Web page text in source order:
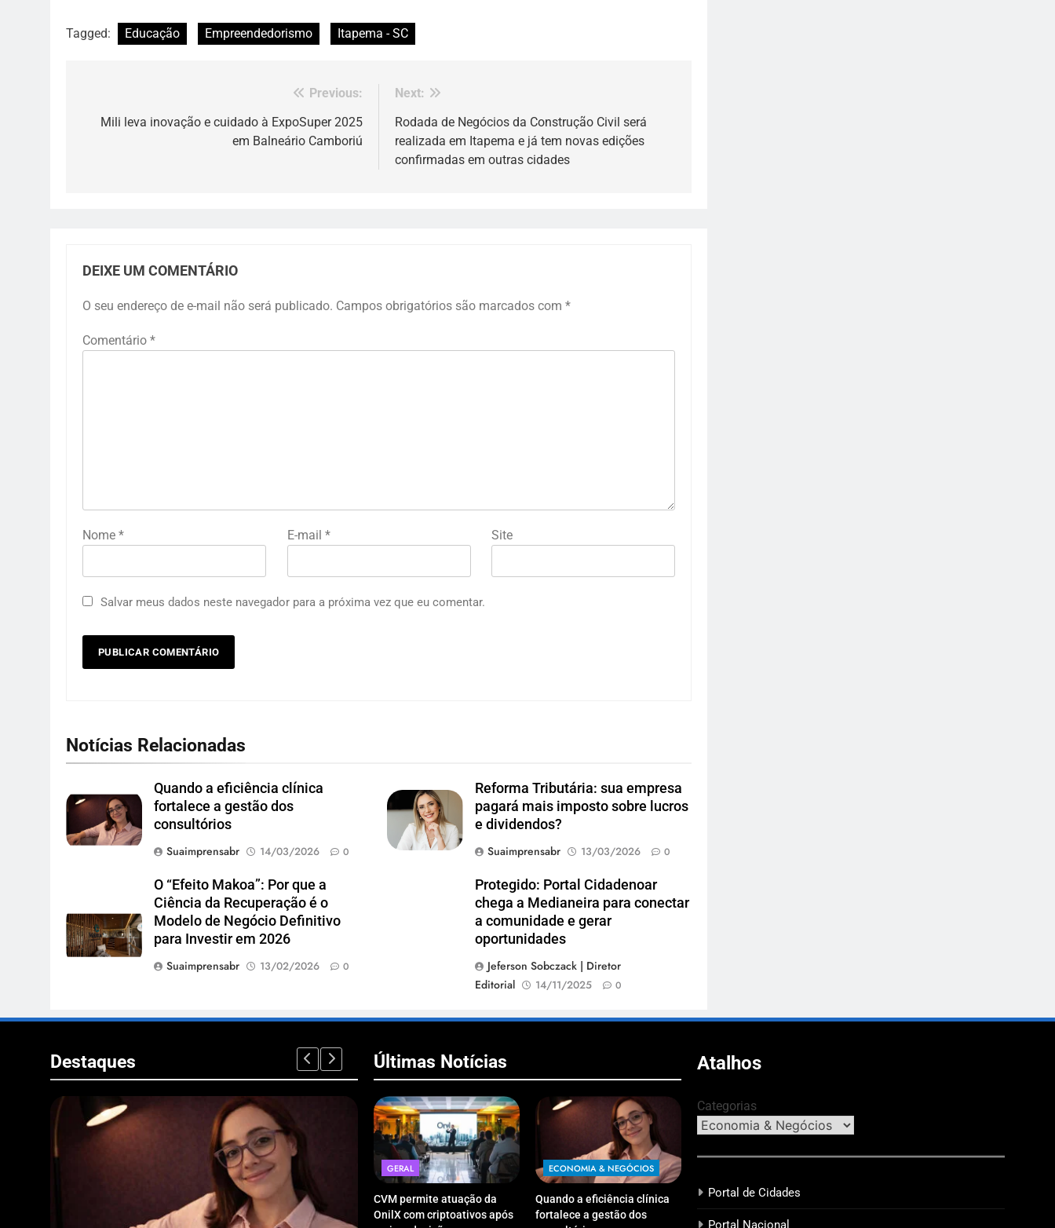
Tagged: Educação Empreendedorismo Itapema - SC
de
Previous:
Mili leva inovação e cuidado à ExpoSuper 2025
em Balneário Camboriú
Next:
Rodada de Negócios da Construção Civil será
realizada em Itapema e já tem novas edições
confirmadas em outras cidades
DEIXE UM COMENTÁRIO
O seu endereço de e-mail não será publicado. Campos obrigatórios são marcados com *
Comentário *
Nome * E-mail * Site
Salvar meus dados neste navegador para a próxima vez que eu comentar.
Notícias Relacionadas
Quando a eficiência clínica
fortalece a gestão dos
consultórios
Suaimprensabr
14/03/2026 0
Reforma Tributária: sua empresa
pagará mais imposto sobre lucros
e dividendos?
Suaimprensabr
13/03/2026 0
O “Efeito Makoa”: Por que a
Ciência da Recuperação é o
Modelo de Negócio Definitivo
para Investir em 2026
Suaimprensabr
13/02/2026 0
Protegido: Portal Cidadenoar
chega a Medianeira para conectar
a comunidade e gerar
oportunidades
Jeferson Sobczack | Diretor
Editorial
14/11/2025 0
Destaques Últimas Notícias
GERAL
CVM permite atuação da
OnilX com criptoativos após
ECONOMIA & NEGÓCIOS
Quando a eficiência clínica
fortalece a gestão dos
Atalhos
Categorias
Portal de Cidades
Portal Nacional